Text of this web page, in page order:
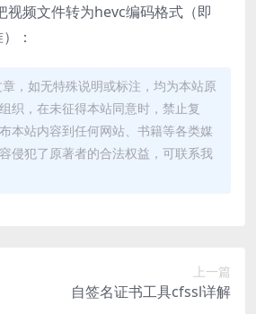
视频文件转为hevc编码格式（即
：
，如无特殊说明或标注，均为本站原
织，在未征得本站同意时，禁止复
本站内容到任何网站、书籍等各类媒
侵犯了原著者的合法权益，可联系我
上一篇
自签名证书工具cfssl详解